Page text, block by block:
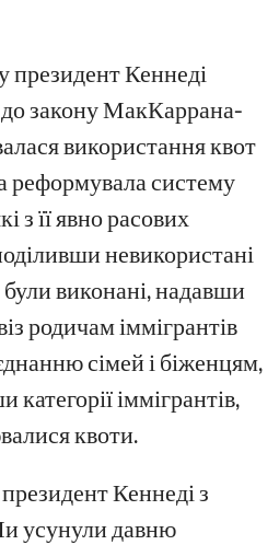
президент Кеннеді
закону МакКаррана-
використання квот
реформувала систему
з її явно расових
невикористані
виконані, надавши
родичам іммігрантів
сімей і біженцям,
іммігрантів,
квоти.
Кеннеді з
усунули давню